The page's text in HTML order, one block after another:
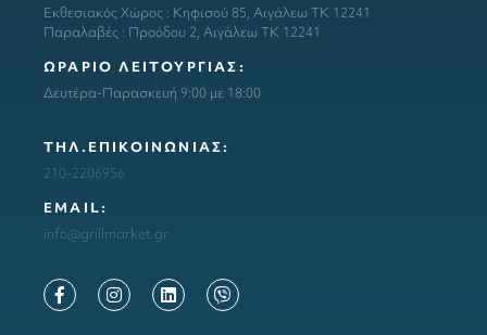
Εκθεσιακός Χώρος : Κηφισού 85, Αιγάλεω ΤΚ 12241
Παραλαβές : Προόδου 2, Αιγάλεω ΤΚ 12241
ΩΡΑΡΙΟ ΛΕΙΤΟΥΡΓΙΑΣ:
Δευτέρα-Παρασκευή 9:00 με 18:00
ΤΗΛ.ΕΠΙΚΟΙΝΩΝΙΑΣ:
210-2206956
ΕΜΑΙL:
info@grillmarket.gr